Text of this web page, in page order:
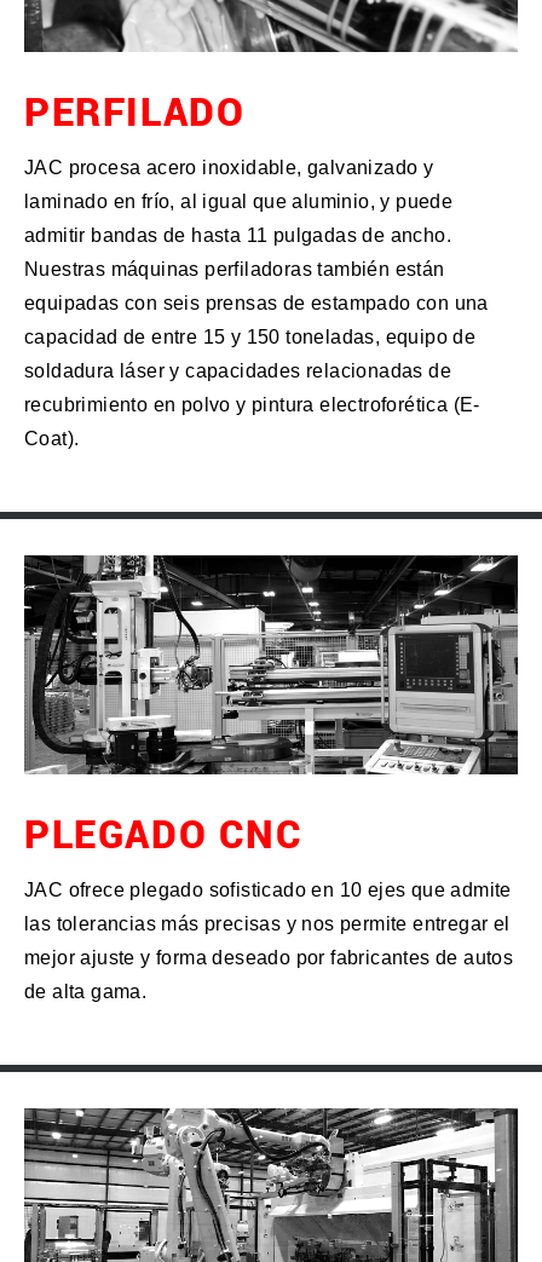
PERFILADO
JAC procesa acero inoxidable, galvanizado y
laminado en frío, al igual que aluminio, y puede
admitir bandas de hasta 11 pulgadas de ancho.
Nuestras máquinas perfiladoras también están
equipadas con seis prensas de estampado con una
capacidad de entre 15 y 150 toneladas, equipo de
soldadura láser y capacidades relacionadas de
recubrimiento en polvo y pintura electroforética (E-
Coat).
PLEGADO CNC
JAC ofrece plegado sofisticado en 10 ejes que admite
las tolerancias más precisas y nos permite entregar el
mejor ajuste y forma deseado por fabricantes de autos
de alta gama.